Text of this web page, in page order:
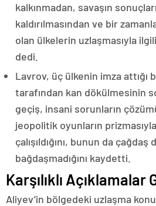
kalkınmadan, savaşın
kaldırılmasından ve bir
olan ülkelerin uzlaşmasıyla
dedi.
Lavrov, üç ülkenin imza attığı
tarafından kan dökülmesinin
geçiş, insani sorunların
jeopolitik oyunların
çalışıldığını, bunun da
bağdaşmadığını kaydetti.
Karşılıklı Açıklamalar
Aliyev’in bölgedeki uzlaşma